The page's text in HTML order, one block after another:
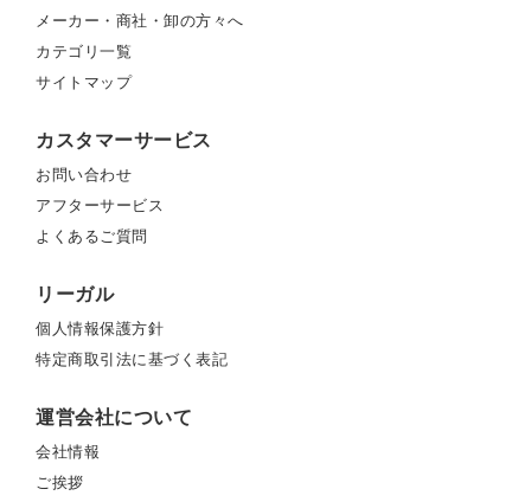
メーカー・商社・卸の方々へ
カテゴリ一覧
サイトマップ
カスタマーサービス
お問い合わせ
アフターサービス
よくあるご質問
リーガル
個人情報保護方針
特定商取引法に基づく表記
運営会社について
会社情報
ご挨拶